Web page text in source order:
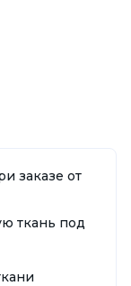
заказе от
ткань под